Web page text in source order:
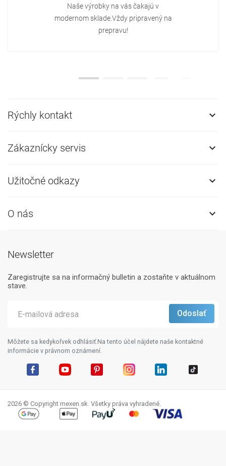
Naše výrobky na vás čakajú v
modernom sklade.Vždy pripravený na
prepravu!
Rýchly kontakt 
Zákaznícky servis 
Užitočné odkazy 
O nás 
Newsletter
Zaregistrujte sa na informačný bulletin a zostaňte v aktuálnom
stave.
Môžete sa kedykoľvek odhlásiť.Na tento účel nájdete naše kontaktné
informácie v právnom oznámení.
2026 © Copyright mexen.sk. Všetky práva vyhradené.